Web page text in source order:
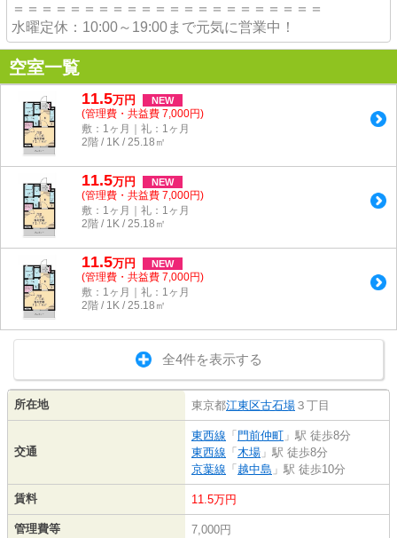
＝＝＝＝＝＝＝＝＝＝＝＝＝＝＝＝＝＝＝＝＝＝
水曜定休：10:00～19:00まで元気に営業中！
空室一覧
11.5万円 NEW
(管理費・共益費 7,000円)
敷：1ヶ月｜礼：1ヶ月
2階 / 1K / 25.18㎡
11.5万円 NEW
(管理費・共益費 7,000円)
敷：1ヶ月｜礼：1ヶ月
2階 / 1K / 25.18㎡
11.5万円 NEW
(管理費・共益費 7,000円)
敷：1ヶ月｜礼：1ヶ月
2階 / 1K / 25.18㎡
全4件を表示する
所在地 東京都江東区古石場 ３丁目
交通
東西線 「 門前仲町 」駅 徒歩8分
東西線 「 木場 」駅 徒歩8分
京葉線 「 越中島 」駅 徒歩10分
賃料 11.5万円
管理費等 7,000円